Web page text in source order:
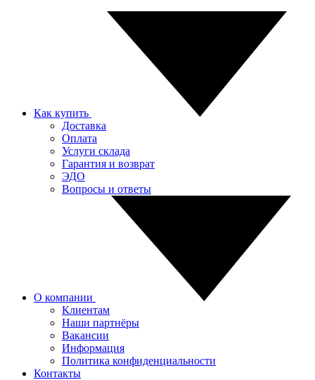
Как купить
Доставка
Оплата
Услуги склада
Гарантия и возврат
ЭДО
Вопросы и ответы
О компании
Клиентам
Наши партнёры
Вакансии
Информация
Политика конфиденциальности
Контакты